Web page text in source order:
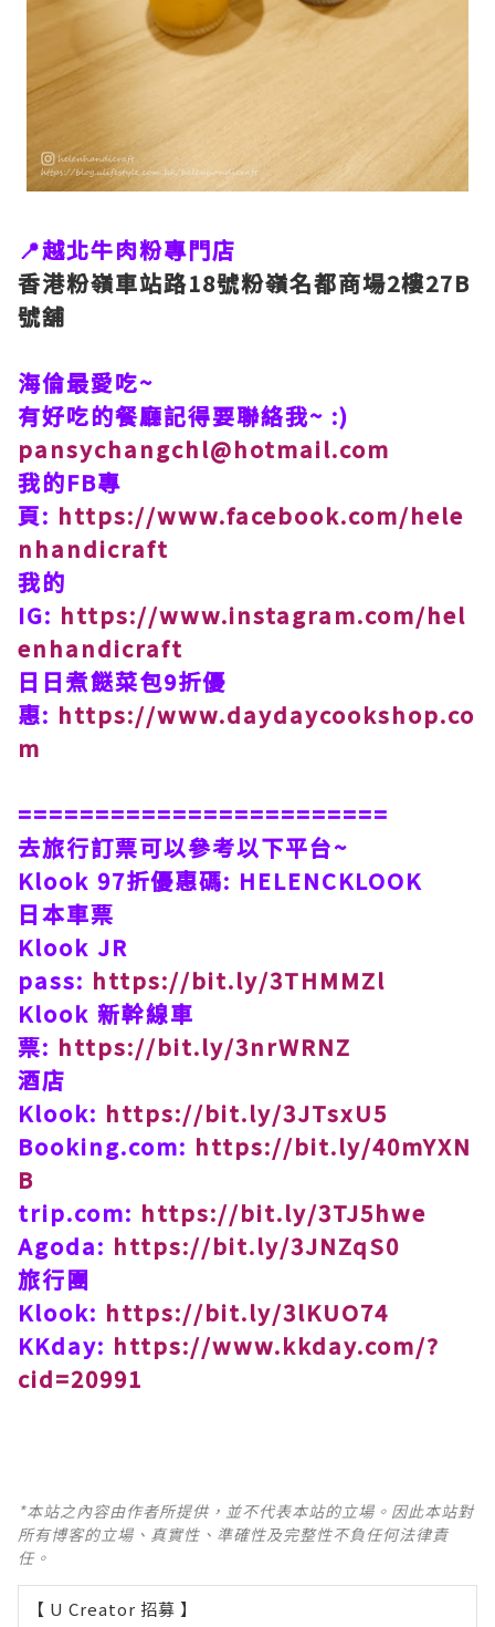
📍越北牛肉粉專門店
香港粉嶺車站路18號粉嶺名都商場2樓27B
號舖
海倫最愛吃~
有好吃的餐廳記得要聯絡我~ :)
pansychangchl@hotmail.com
我的FB專
頁: https://www.facebook.com/hele
nhandicraft
我的
IG: https://www.instagram.com/hel
enhandicraft
日日煮餸菜包9折優
惠: https://www.daydaycookshop.co
m
========================
去旅行訂票可以參考以下平台~
Klook 97折優惠碼: HELENCKLOOK
日本車票
Klook JR
pass: https://bit.ly/3THMMZl
Klook 新幹線車
票: https://bit.ly/3nrWRNZ
酒店
Klook: https://bit.ly/3JTsxU5
Booking.com: https://bit.ly/40mYXN
B
trip.com: https://bit.ly/3TJ5hwe
Agoda: https://bit.ly/3JNZqS0
旅行團
Klook: https://bit.ly/3lKUO74
KKday: https://www.kkday.com/?
cid=20991
*本站之內容由作者所提供，並不代表本站的立場。因此本站對
所有博客的立場、真實性、準確性及完整性不負任何法律責
任。
【 U Creator 招募 】